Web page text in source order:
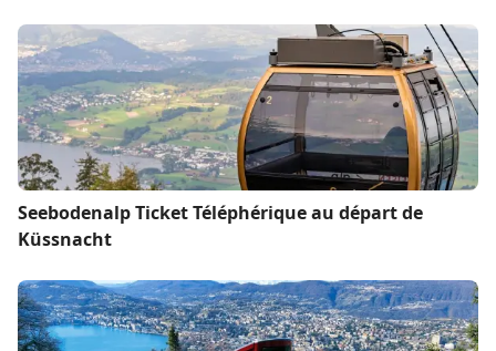
Seebodenalp Ticket Téléphérique au départ de
Küssnacht